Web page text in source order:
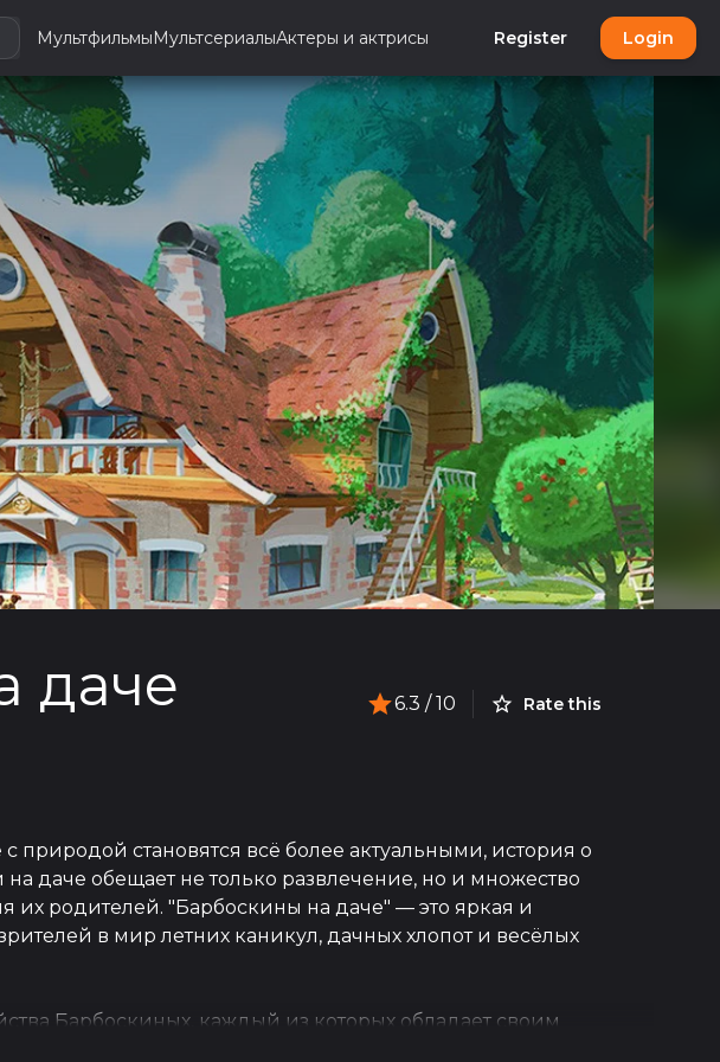
МультфильмыМультсериалыАктеры и актрисы Register Login
даче 6.3 / 10 Rate this
становятся всё более актуальными, история о
даче обещает не только развлечение, но и множество
их родителей. "Барбоскины на даче" — это яркая и
в мир летних каникул, дачных хлопот и весёлых
Барбоскиных, каждый из которых обладает своим
на дачу становится для них началом новой главы